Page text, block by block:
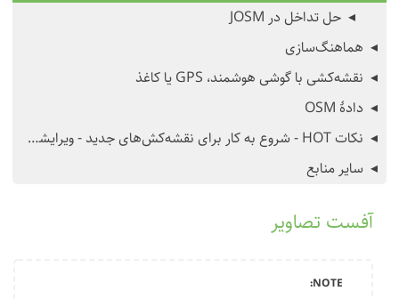
حل تداخل در JOSM
هماهنگ‌سازی
نقشه‌کشی با گوشی هوشمند، GPS یا کاغذ
دادهٔ OSM
نکات HOT - شروع به کار برای نقشه‌کش‌های جدید - ویرایشگر iD
سایر منابع
آفست تصاویر